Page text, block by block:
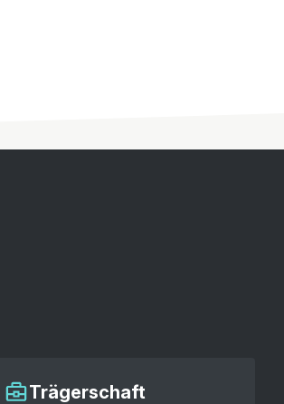
Trägerschaft